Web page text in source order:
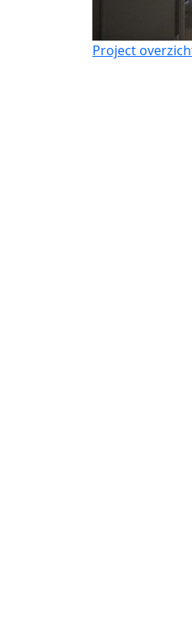
Project